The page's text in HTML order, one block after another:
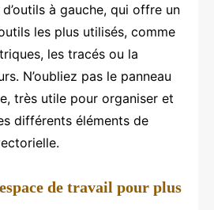
à gauche, qui offre un
les plus utilisés, comme
les tracés ou la
N’oubliez pas le panneau
très utile pour organiser et
différents éléments de
de travail pour plus